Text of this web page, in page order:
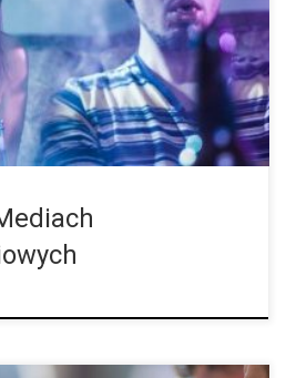
w Stanach Zjednoczonych na
oni posty na media
wpływem […]